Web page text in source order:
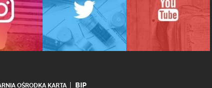
OŚRODKA KARTA BIP